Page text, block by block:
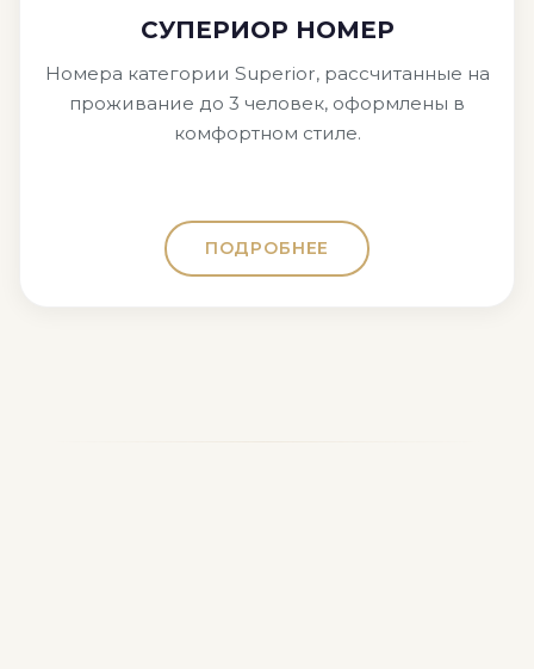
СУПЕРИОР НОМЕР
Номера категории Superior, рассчитанные на
проживание до 3 человек, оформлены в
комфортном стиле.
ПОДРОБНЕЕ